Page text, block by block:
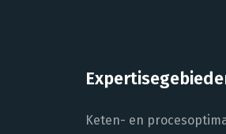
Keten- en